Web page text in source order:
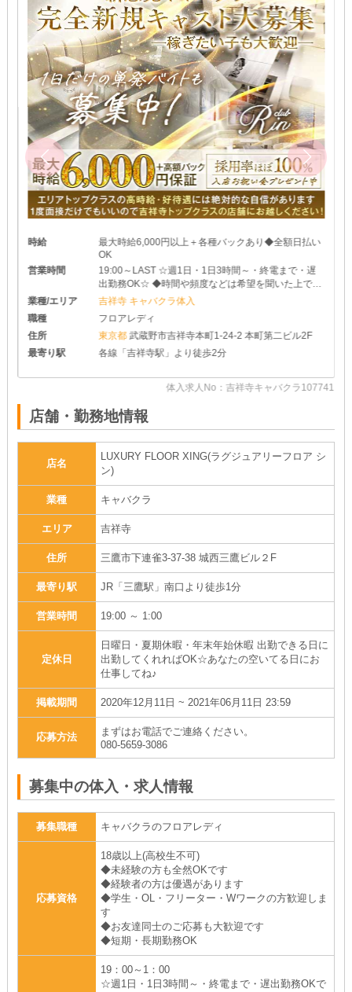
時給
最大時給6,000円以上＋各種バックあり◆全額日払い
OK
営業時間
19:00～LAST ☆週1日・1日3時間～・終電まで・遅
出勤務OK☆ ◆時間や頻度などは希望を聞いた上で決
めさせて頂きます♪ ◆レギュラー出勤ももちろんOK
業種/エリア
吉祥寺 キャバクラ体入
職種
フロアレディ
住所
東京都武蔵野市吉祥寺本町1-24-2 本町第二ビル2F
最寄り駅
各線「吉祥寺駅」より徒歩2分
体入求人No：吉祥寺キャバクラ107741
店舗・勤務地情報
店名
LUXURY FLOOR XING(ラグジュアリーフロア シ
ン)
業種 キャバクラ
エリア 吉祥寺
住所 三鷹市下連雀3-37-38 城西三鷹ビル２F
最寄り駅 JR「三鷹駅」南口より徒歩1分
営業時間 19:00 ～ 1:00
定休日
日曜日・夏期休暇・年末年始休暇 出勤できる日に
出勤してくれればOK☆あなたの空いてる日にお
仕事してね♪
掲載期間 2020年12月11日 ~ 2021年06月11日 23:59
応募方法
まずはお電話でご連絡ください。
080-5659-3086
募集中の体入・求人情報
募集職種 キャバクラのフロアレディ
応募資格
18歳以上(高校生不可)
◆未経験の方も全然OKです
◆経験者の方は優遇があります
◆学生・OL・フリーター・Wワークの方歓迎しま
す
◆お友達同士のご応募も大歓迎です
◆短期・長期勤務OK
19：00～1：00
☆週1日・1日3時間～・終電まで・遅出勤務OKで